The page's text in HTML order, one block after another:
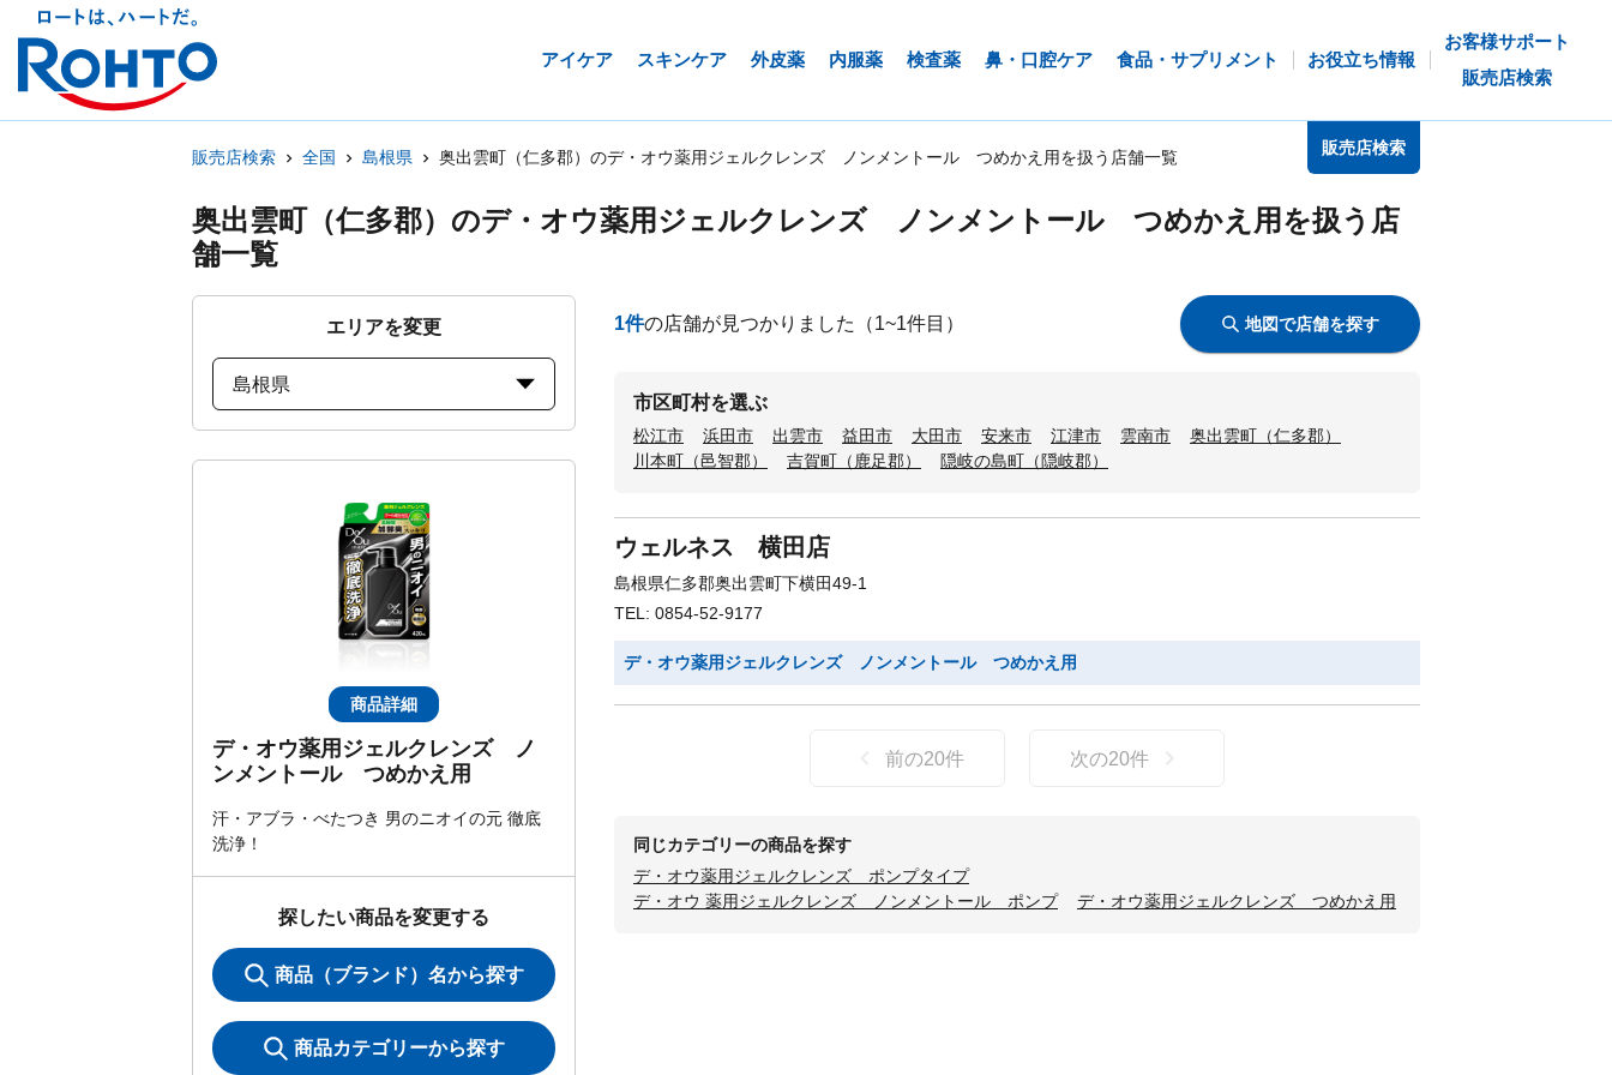
アイケア スキンケア 外皮薬 内服薬 検査薬 鼻・口腔ケア 食品・サプリメント お役立ち情報
お客様サポート
販売店検索
販売店検索 全国 島根県 奥出雲町（仁多郡）のデ・オウ薬用ジェルクレンズ ノンメントール つめかえ用を扱う店舗一覧 販売店検索
奥出雲町（仁多郡）のデ・オウ薬用ジェルクレンズ ノンメントール つめかえ用を扱う店
舗一覧
エリアを変更
島根県
商品詳細
デ・オウ薬用ジェルクレンズ ノ
ンメントール つめかえ用
汗・アブラ・べたつき 男のニオイの元 徹底
洗浄！
探したい商品を変更する
商品（ブランド）名から探す
商品カテゴリーから探す
1件の店舗が見つかりました （1~1件目） 地図で店舗を探す
市区町村を選ぶ
松江市 浜田市 出雲市 益田市 大田市 安来市 江津市 雲南市
奥出雲町（仁多郡）
川本町（邑智郡）
吉賀町（鹿足郡） 隠岐の島町（隠岐郡）
ウェルネス 横田店
島根県仁多郡奥出雲町下横田49-1
TEL: 0854-52-9177
デ・オウ薬用ジェルクレンズ ノンメントール つめかえ用
前の20件 次の20件
同じカテゴリーの商品を探す
デ・オウ薬用ジェルクレンズ ポンプタイプ
デ・オウ 薬用ジェルクレンズ ノンメントール ポンプ
デ・オウ薬用ジェルクレンズ つめかえ用